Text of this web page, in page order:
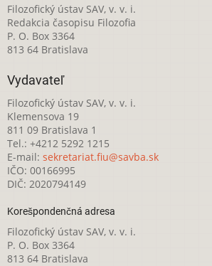
Filozofický ústav SAV, v. v. i.
Redakcia časopisu Filozofia
P. O. Box 3364
813 64 Bratislava
Vydavateľ
Filozofický ústav SAV, v. v. i.
Klemensova 19
811 09 Bratislava 1
Tel.: +4212 5292 1215
E-mail: sekretariat.fiu@savba.sk
IČO: 00166995
DIČ: 2020794149
Korešpondenčná adresa
Filozofický ústav SAV, v. v. i.
P. O. Box 3364
813 64 Bratislava